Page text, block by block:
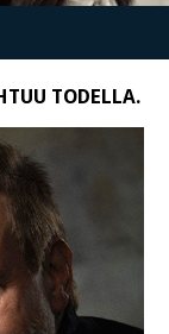
TODELLA.